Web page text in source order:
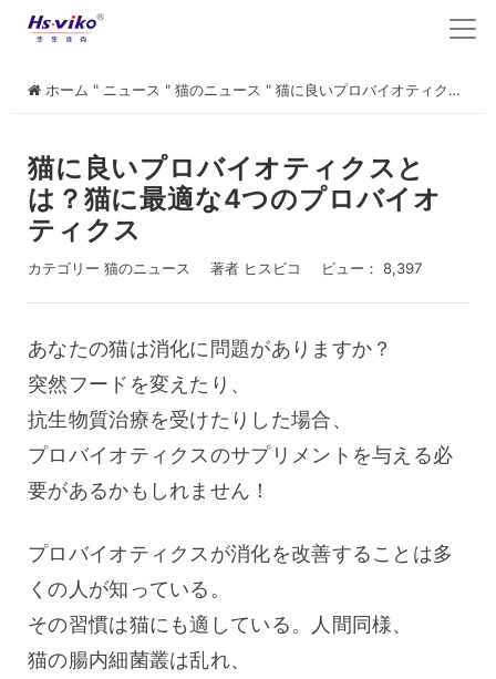
ホーム " ニュース " 猫のニュース " 猫に良いプロバイオティクスとは？猫に最適な4つのプロバイオティクス
猫に良いプロバイオティクスと
は？猫に最適な4つのプロバイオ
ティクス
カテゴリー 猫のニュース 著者 ヒスビコ ビュー： 8,397
あなたの猫は消化に問題がありますか？
突然フードを変えたり、
抗生物質治療を受けたりした場合、
プロバイオティクスのサプリメントを与える必
要があるかもしれません！
プロバイオティクスが消化を改善することは多
くの人が知っている。
その習慣は猫にも適している。人間同様、
猫の腸内細菌叢は乱れ、